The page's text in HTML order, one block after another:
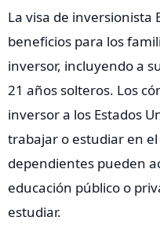
La visa de inversionista
beneficios para los
inversor, incluyendo a
21 años solteros. Los
inversor a los Estados
trabajar o estudiar en
dependientes pueden
educación público o
estudiar.